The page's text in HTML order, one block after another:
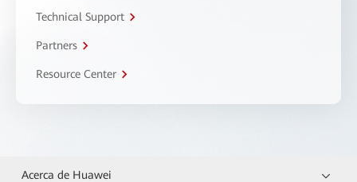
Technical Support
Partners
Resource Center
Acerca de Huawei